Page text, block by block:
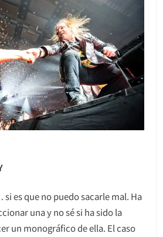
es que no puedo sacarle mal. Ha
una y no sé si ha sido la
un monográfico de ella. El caso